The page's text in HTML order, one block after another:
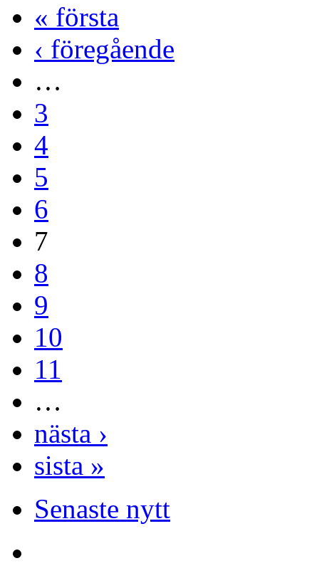
« första
‹ föregående
…
3
4
5
6
7
8
9
10
11
…
nästa ›
sista »
Senaste nytt